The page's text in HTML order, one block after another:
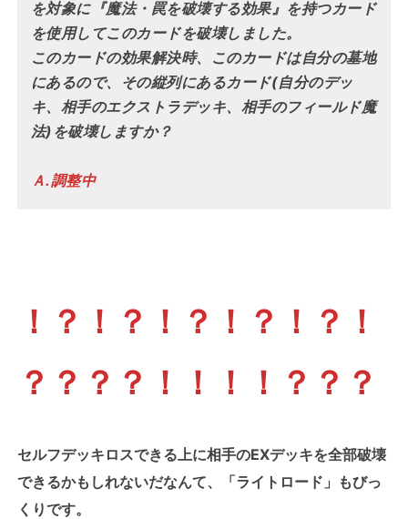
を対象に『魔法・罠を破壊する効果』を持つカード
を使用してこのカードを破壊しました。
このカードの効果解決時、このカードは自分の墓地
にあるので、その縦列にあるカード(自分のデッ
キ、相手のエクストラデッキ、相手のフィールド魔
法)を破壊しますか？
Ａ.調整中
！？！？！？！？！？！
？？？？！！！！？？？
セルフデッキロスできる上に相手のEXデッキを全部破壊
できるかもしれないだなんて、「ライトロード」もびっ
くりです。